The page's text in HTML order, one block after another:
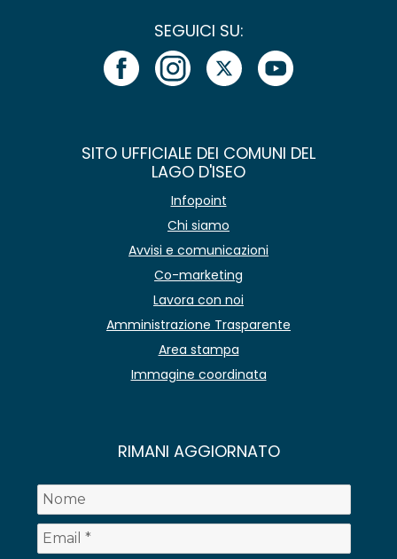
SEGUICI SU:
SITO UFFICIALE DEI COMUNI DEL
LAGO D'ISEO
Infopoint
Chi siamo
Avvisi e comunicazioni
Co-marketing
Lavora con noi
Amministrazione Trasparente
Area stampa
Immagine coordinata
RIMANI AGGIORNATO